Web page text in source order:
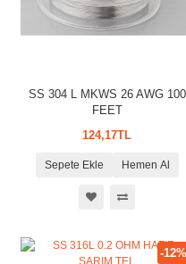
SS 304 L MKWS 26 AWG 100
FEET
124,17TL
Sepete Ekle Hemen Al
-12%